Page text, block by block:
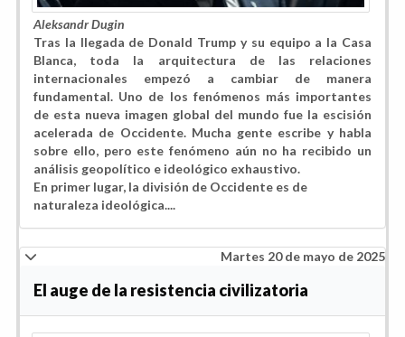
Aleksandr Dugin
Tras la llegada de Donald Trump y su equipo a la Casa
Blanca, toda la arquitectura de las relaciones
internacionales empezó a cambiar de manera
fundamental. Uno de los fenómenos más importantes
de esta nueva imagen global del mundo fue la escisión
acelerada de Occidente. Mucha gente escribe y habla
sobre ello, pero este fenómeno aún no ha recibido un
análisis geopolítico e ideológico exhaustivo.
En primer lugar, la división de Occidente es de
naturaleza ideológica....
Martes 20 de mayo de 2025
El auge de la resistencia civilizatoria